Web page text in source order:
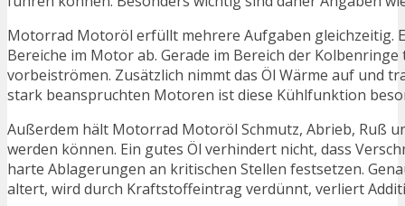
Motorrad Motoröl erfüllt mehrere Aufgaben gleichzeitig.
Bereiche im Motor ab. Gerade im Bereich der
vorbeiströmen. Zusätzlich nimmt das Öl Wärme auf und
stark beanspruchten Motoren ist diese Kühlfunktion
Außerdem hält Motorrad Motoröl Schmutz, Abrieb, Ruß
werden können. Ein gutes Öl verhindert nicht, dass
harte Ablagerungen an kritischen Stellen festsetzen.
altert, wird durch Kraftstoffeintrag verdünnt, verliert